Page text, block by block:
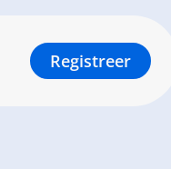
Registreer